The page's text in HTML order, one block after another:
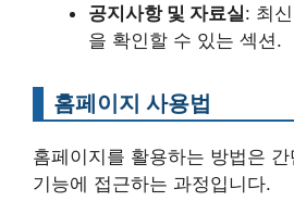
공지사항 및 자료실: 최
을 확인할 수 있는 섹션.
홈페이지 사용법
홈페이지를 활용하는 방법은
기능에 접근하는 과정입니다.